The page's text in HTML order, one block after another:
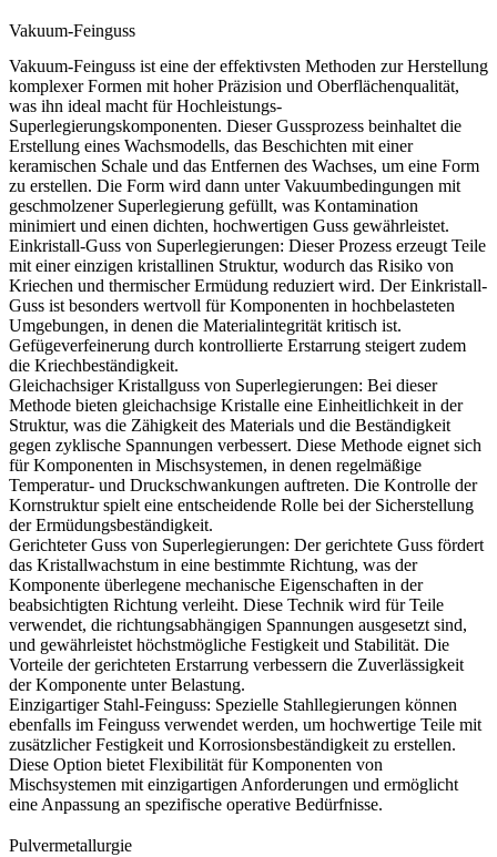
Vakuum-Feinguss
Vakuum-Feinguss ist eine der effektivsten Methoden zur Herstellung
komplexer Formen mit hoher Präzision und Oberflächenqualität,
was ihn ideal macht für Hochleistungs-
Superlegierungskomponenten. Dieser Gussprozess beinhaltet die
Erstellung eines Wachsmodells, das Beschichten mit einer
keramischen Schale und das Entfernen des Wachses, um eine Form
zu erstellen. Die Form wird dann unter Vakuumbedingungen mit
geschmolzener Superlegierung gefüllt, was Kontamination
minimiert und einen dichten, hochwertigen Guss gewährleistet.
Einkristall-Guss von Superlegierungen: Dieser Prozess erzeugt Teile
mit einer einzigen kristallinen Struktur, wodurch das Risiko von
Kriechen und thermischer Ermüdung reduziert wird. Der Einkristall-
Guss ist besonders wertvoll für Komponenten in hochbelasteten
Umgebungen, in denen die Materialintegrität kritisch ist.
Gefügeverfeinerung durch kontrollierte Erstarrung steigert zudem
die Kriechbeständigkeit.
Gleichachsiger Kristallguss von Superlegierungen: Bei dieser
Methode bieten gleichachsige Kristalle eine Einheitlichkeit in der
Struktur, was die Zähigkeit des Materials und die Beständigkeit
gegen zyklische Spannungen verbessert. Diese Methode eignet sich
für Komponenten in Mischsystemen, in denen regelmäßige
Temperatur- und Druckschwankungen auftreten. Die Kontrolle der
Kornstrukturspielt eine entscheidende Rolle bei der Sicherstellung
der Ermüdungsbeständigkeit.
Gerichteter Guss von Superlegierungen: Der gerichtete Guss fördert
das Kristallwachstum in eine bestimmte Richtung, was der
Komponente überlegene mechanische Eigenschaften in der
beabsichtigten Richtung verleiht. Diese Technik wird für Teile
verwendet, die richtungsabhängigen Spannungen ausgesetzt sind,
und gewährleistet höchstmögliche Festigkeit und Stabilität. Die
Vorteile der gerichteten Erstarrung verbessern die Zuverlässigkeit
der Komponente unter Belastung.
Einzigartiger Stahl-Feinguss: Spezielle Stahllegierungen können
ebenfalls im Feinguss verwendet werden, um hochwertige Teile mit
zusätzlicher Festigkeit und Korrosionsbeständigkeit zu erstellen.
Diese Option bietet Flexibilität für Komponenten von
Mischsystemen mit einzigartigen Anforderungen und ermöglicht
eine Anpassung an spezifische operative Bedürfnisse.
Pulvermetallurgie